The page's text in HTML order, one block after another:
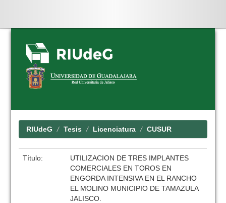
Skip
navigation
RIUdeG Tesis Licenciatura CUSUR
Título:
UTILIZACION DE TRES IMPLANTES
COMERCIALES EN TOROS EN
ENGORDA INTENSIVA EN EL RANCHO
EL MOLINO MUNICIPIO DE TAMAZULA
JALISCO.